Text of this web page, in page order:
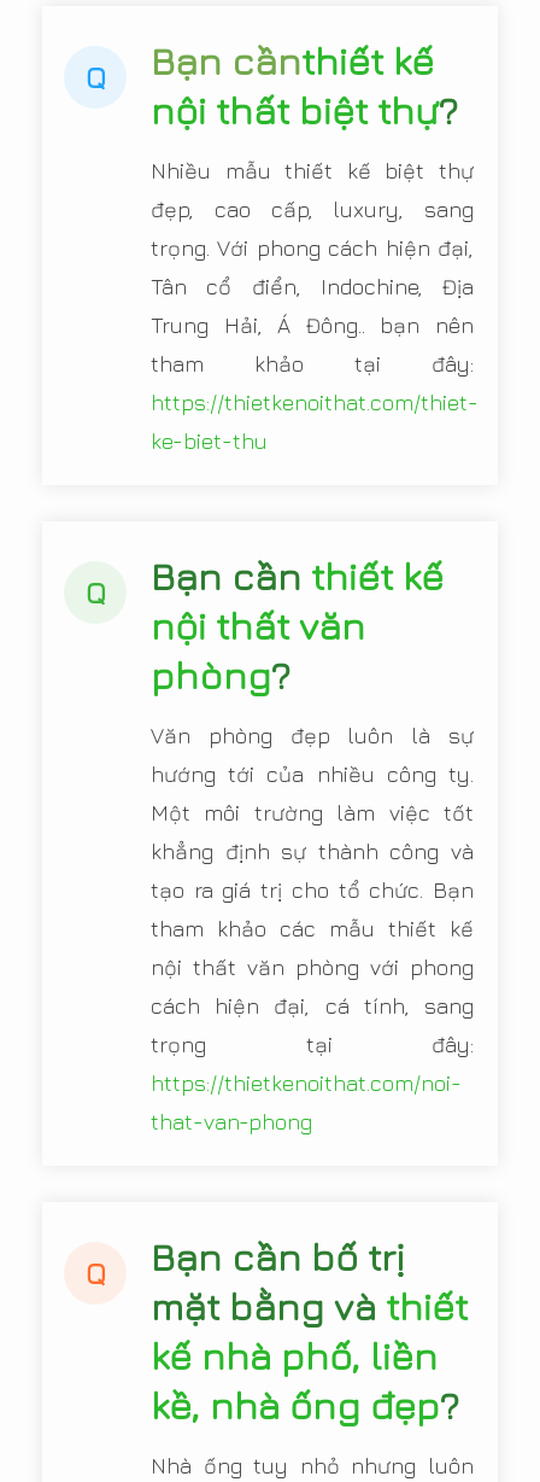
Q Bạn cầnthiết kế
nội thất biệt thự?
Nhiều mẫu thiết kế biệt thự
đẹp, cao cấp, luxury, sang
trọng. Với phong cách hiện đại,
Tân cổ điển, Indochine, Địa
Trung Hải, Á Đông.. bạn nên
tham khảo tại đây:
https://thietkenoithat.com/thiet-
ke-biet-thu
Q Bạn cần thiết kế
nội thất văn
phòng?
Văn phòng đẹp luôn là sự
hướng tới của nhiều công ty.
Một môi trường làm việc tốt
khẳng định sự thành công và
tạo ra giá trị cho tổ chức. Bạn
tham khảo các mẫu thiết kế
nội thất văn phòng với phong
cách hiện đại, cá tính, sang
trọng tại đây:
https://thietkenoithat.com/noi-
that-van-phong
Q
Bạn cần bố trị
mặt bằng và thiết
kế nhà phố, liền
kề, nhà ống đẹp?
Nhà ống tuy nhỏ nhưng luôn